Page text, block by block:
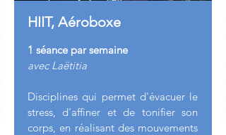
HIIT, Aéroboxe
1 séance par semaine
avec Laëtitia
Disciplines qui permet d'évacuer le
stress, d'affiner et de tonifier son
corps, en réalisant des mouvements